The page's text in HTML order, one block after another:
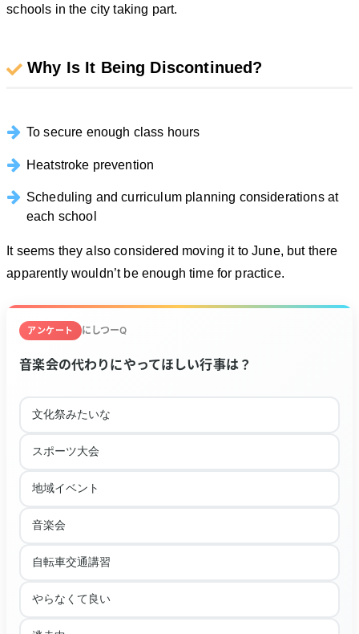
schools in the city taking part.
Why Is It Being Discontinued?
To secure enough class hours
Heatstroke prevention
Scheduling and curriculum planning considerations at
each school
It seems they also considered moving it to June, but there
apparently wouldn’t be enough time for practice.
アンケート にしつーQ
音楽会の代わりにやってほしい行事は？
文化祭みたいな
スポーツ大会
地域イベント
音楽会
自転車交通講習
やらなくて良い